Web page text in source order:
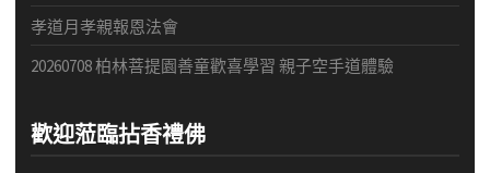
孝道月孝親報恩法會
20260708 柏林菩提園善童歡喜學習 親子空手道體驗
歡迎蒞臨拈香禮佛